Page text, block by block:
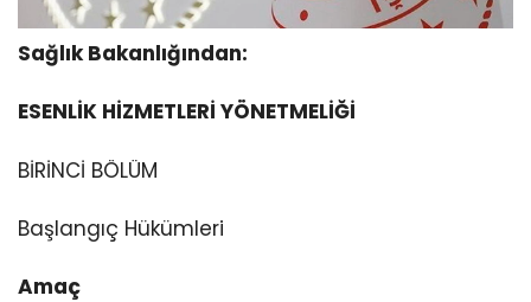
Sağlık Bakanlığından:
ESENLİK HİZMETLERİ YÖNETMELİĞİ
BİRİNCİ BÖLÜM
Başlangıç Hükümleri
Amaç